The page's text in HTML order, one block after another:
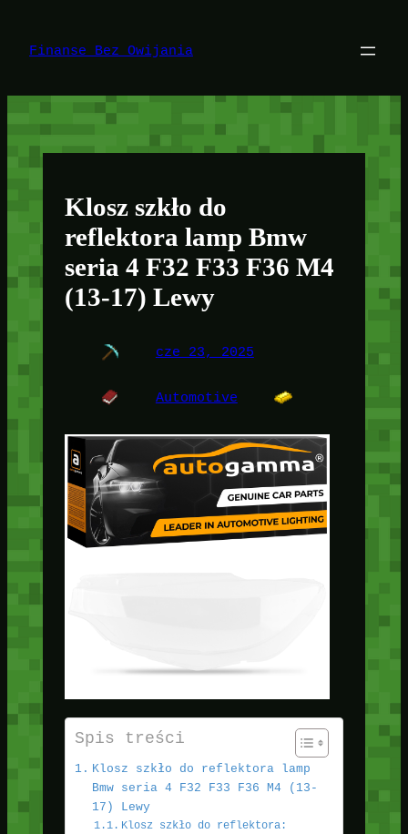
treści
Finanse Bez Owijania
Klosz szkło do
reflektora lamp Bmw
seria 4 F32 F33 F36 M4
(13-17) Lewy
cze 23, 2025
Automotive
Spis treści
Klosz szkło do reflektora lamp
Bmw seria 4 F32 F33 F36 M4 (13-
17) Lewy
Klosz szkło do reflektora: